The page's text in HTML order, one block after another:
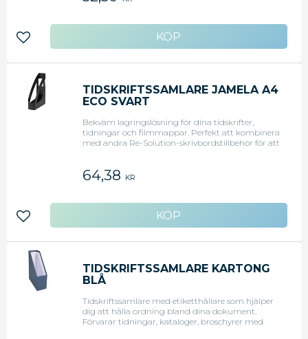
upp till A4 / C4-storlek - Kapacitet: 70 mm -
Framhöjd: 148 mm - Material: högkvalitativ plast,
polystyren (PS) - Färg: Vit <li>Original art.nr: 1601-
12</li>
Lägg till i favoriter
TIDSKRIFTSSAMLARE JAMELA A4
ECO SVART
Bekväm lagringslösning för dina tidskrifter,
tidningar och filmmappar. Perfekt att kombinera
med andra Re-Solution-skrivbordstillbehör för att
Angel certifierad - Mått: LxBxH 245 x 75 x 312 mm.
64,38 KR
Lägg till i favoriter
TIDSKRIFTSSAMLARE KARTONG
BLÅ
Tidskriftssamlare med etiketthållare som hjälper
dig att hålla ordning bland dina dokument.
Förvarar tidningar, kataloger, broschyrer med